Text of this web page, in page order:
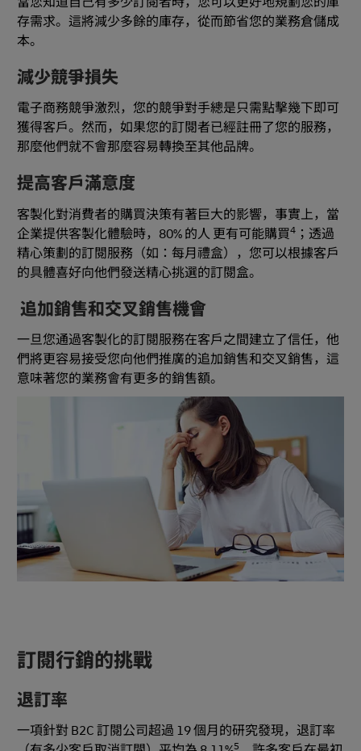
存需求。這將減少多餘的庫存，從而節省您的業務倉儲成
本。
減少競爭損失
電子商務競爭激烈，您的競爭對手總是只需點擊幾下即可
獲得客戶。然而，如果您的訂閱者已經註冊了您的服務，
那麼他們就不會那麼容易轉換至其他品牌。
提高客戶滿意度
客製化對消費者的購買決策有著巨大的影響，事實上，當
企業提供客製化體驗時，80% 的人 更有可能購買4 ；透過
精心策劃的訂閱服務（如：每月禮盒），您可以根據客戶
的具體喜好向他們發送精心挑選的訂閱盒。
追加銷售和交叉銷售機會
一旦您通過客製化的訂閱服務在客戶之間建立了信任，他
們將更容易接受您向他們推廣的追加銷售和交叉銷售，這
意味著您的業務會有更多的銷售額。
訂閱行銷的挑戰
退訂率
一項針對 B2C 訂閱公司超過 19 個月的研究發現，退訂率
5